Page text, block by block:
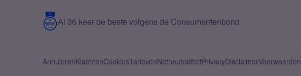
Al 36 keer de beste volgens de Consumentenbond
AnnulerenKlachtenCookiesTarievenNetneutraliteitPrivacyDisclaimerVoorwaarden